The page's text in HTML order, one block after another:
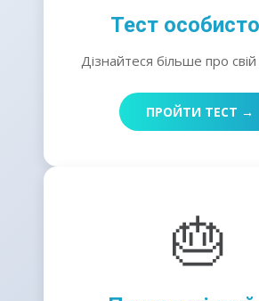
Тест
Дізнайтеся більше про
ПРОЙТИ ТЕСТ →
🎂